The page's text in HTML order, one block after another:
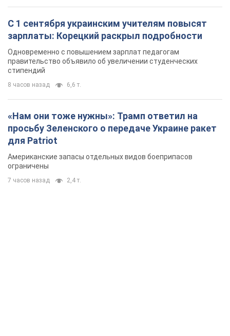
С 1 сентября украинским учителям повысят
зарплаты: Корецкий раскрыл подробности
Одновременно с повышением зарплат педагогам
правительство объявило об увеличении студенческих
стипендий
8 часов назад 6,6 т.
«Нам они тоже нужны»: Трамп ответил на
просьбу Зеленского о передаче Украине ракет
для Patriot
Американские запасы отдельных видов боеприпасов
ограничены
7 часов назад 2,4 т.